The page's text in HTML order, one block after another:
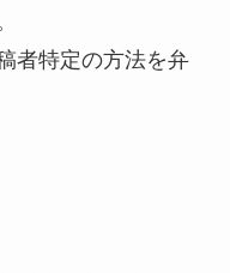
者特定の方法を弁